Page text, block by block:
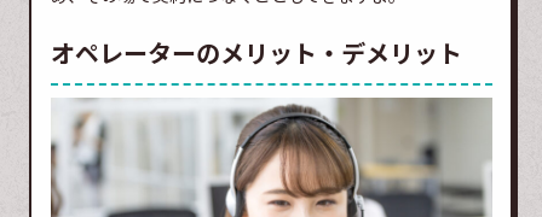
オペレーターのメリット・デメリット